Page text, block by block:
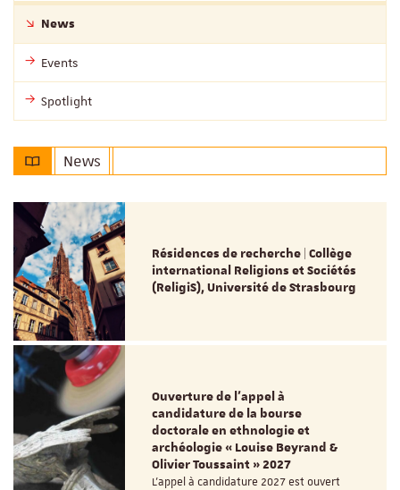
News
Events
Spotlight
News
Résidences de recherche | Collège
international Religions et Sociétés
(ReligiS), Université de Strasbourg
Ouverture de l'appel à
candidature de la bourse
doctorale en ethnologie et
archéologie « Louise Beyrand &
Olivier Toussaint » 2027
L’appel à candidature 2027 est ouvert